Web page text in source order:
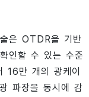
은 OTDR을 기반
인할 수 있는 수준
16만 개의 광케이
파장을 동시에 감